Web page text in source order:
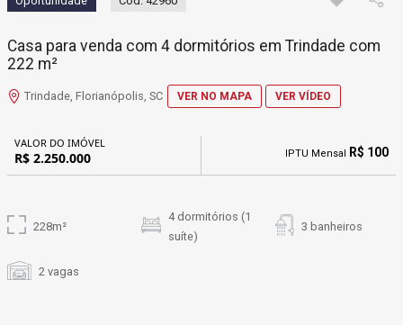
Casa para venda com 4 dormitórios em Trindade com
222 m²
Trindade, Florianópolis, SC VER NO MAPA VER VÍDEO
VALOR DO IMÓVEL
R$ 2.250.000 IPTU Mensal R$ 100
228m²
4 dormitórios (1
suíte)
3 banheiros
2 vagas